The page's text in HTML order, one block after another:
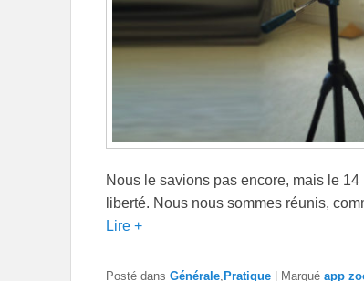
Nous le savions pas encore, mais le
liberté. Nous nous sommes réunis,
Lire +
Posté dans Générale Pratique Marqué app